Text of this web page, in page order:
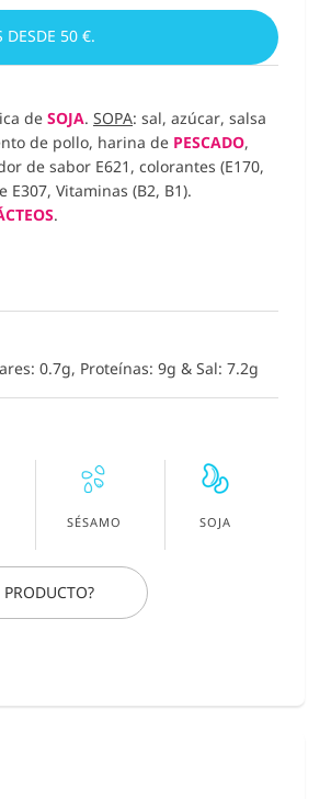
DESDE 50 €.
de SOJA. SOPA: sal, azúcar, salsa
de pollo, harina de PESCADO,
de sabor E621 , colorantes (E170,
Vitaminas (B2, B1).
.
0.7g, Proteínas: 9g & Sal: 7.2g
SÉSAMO SOJA